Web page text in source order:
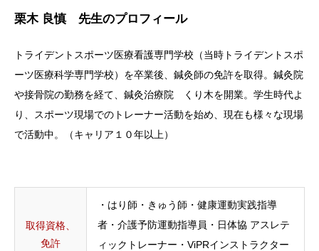
栗木 良慎 先生のプロフィール
トライデントスポーツ医療看護専門学校（当時トライデントスポ
ーツ医療科学専門学校）を卒業後、鍼灸師の免許を取得。鍼灸院
や接骨院の勤務を経て、鍼灸治療院 くり木を開業。 学生時代よ
り、スポーツ現場でのトレーナー活動を始め、現在も様々な現場
で活動中。（キャリア１０年以上）
取得資格、
免許
・はり師・きゅう師・健康運動実践指導
者・介護予防運動指導員・日体協 アスレテ
ィックトレーナー・ViPRインストラクター